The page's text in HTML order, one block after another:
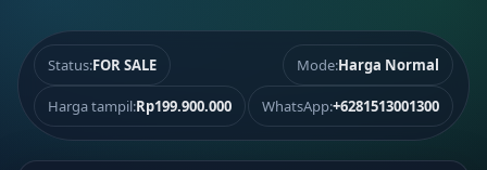
Status:FOR SALE Mode:Harga Normal
Harga tampil:Rp199.900.000 WhatsApp:+6281513001300